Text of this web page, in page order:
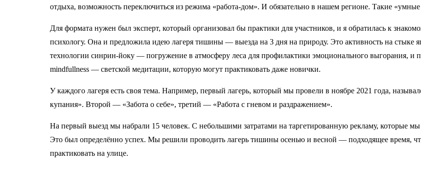
отдыха, возможность переключиться из режима «работа-дом». И обязательно в нашем регионе. Такие
Для формата нужен был эксперт, который организовал бы практики для участников, и я обратилась к
психологу. Она и предложила идею лагеря тишины — выезда на 3 дня на природу. Это активность на стыке
технологии синрин-йоку — погружение в атмосферу леса для профилактики эмоционального выгорания, и
mindfullness — светской медитации, которую могут практиковать даже новички.
У каждого лагеря есть своя тема. Например, первый лагерь, который мы провели в ноябре 2021 года,
купания». Второй — «Забота о себе», третий — «Работа с гневом и раздражением».
На первый выезд мы набрали 15 человек. С небольшими затратами на таргетированную рекламу, которые
Это был определённо успех. Мы решили проводить лагерь тишины осенью и весной — подходящее время,
практиковать на улице.